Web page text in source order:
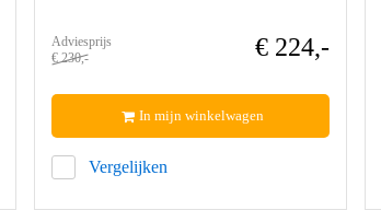
Adviesprijs
€ 230,-
€ 224,-
Vergelijken
In mijn winkelwagen